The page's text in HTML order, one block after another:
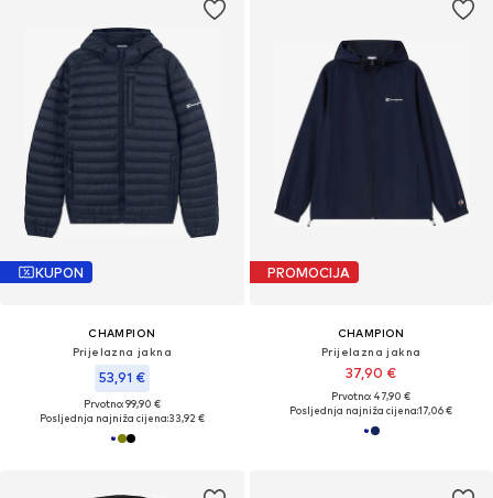
KUPON
CHAMPION
Prijelazna jakna
53,91 €
Prvotno: 99,90 €
Posljednja najniža cijena:33,92 €
PROMOCIJA
CHAMPION
Prijelazna jakna
37,90 €
Prvotno: 47,90 €
Posljednja najniža cijena:17,06 €